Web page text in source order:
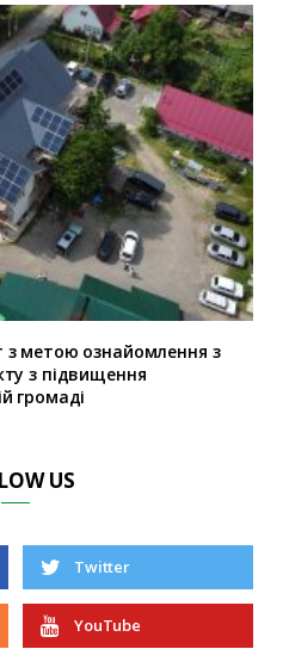
з метою ознайомлення з
з підвищення
громаді
US
Twitter
YouTube